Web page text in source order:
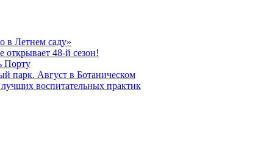
в Летнем саду»
48-й сезон!
Порту
парк. Август в Ботаническом
воспитательных практик